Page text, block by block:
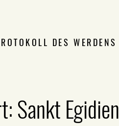
DES WERDENS
Sankt Egidien